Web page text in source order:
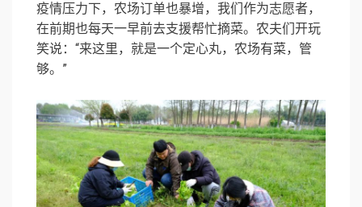
疫情压力下，农场订单也暴增，我们作为志愿者，
在前期也每天一早前去支援帮忙摘菜。农夫们开玩
笑说：“来这里，就是一个定心丸，农场有菜，管
够。”